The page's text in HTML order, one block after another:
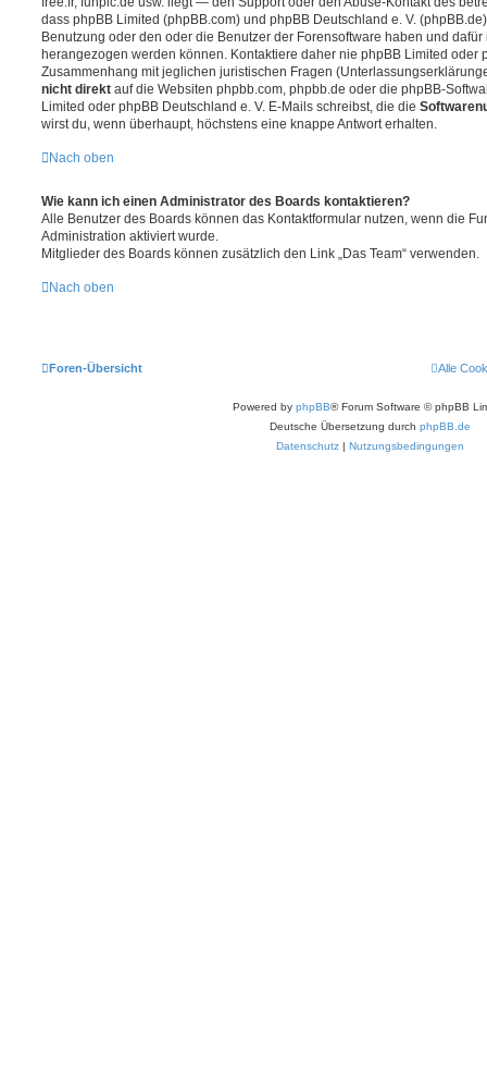
dass phpBB Limited (phpBB.com) und phpBB Deutschland e. V.
Benutzung oder den oder die Benutzer der Forensoftware haben und
herangezogen werden können. Kontaktiere daher nie phpBB Limited oder
Zusammenhang mit jeglichen juristischen Fragen
nicht direkt auf die Websiten phpbb.com, phpbb.de oder die phpBB-
Limited oder phpBB Deutschland e. V. E-Mails schreibst, die die
wirst du, wenn überhaupt, höchstens eine knappe Antwort erhalten.
Nach oben
Wie kann ich einen Administrator des Boards kontaktieren?
Alle Benutzer des Boards können das Kontaktformular nutzen, wenn die
Administration aktiviert wurde.
Mitglieder des Boards können zusätzlich den Link „Das Team“ verwenden.
Nach oben
Foren-Übersicht Alle
Powered by phpBB® Forum Software © phpBB
Deutsche Übersetzung durch phpBB.de
Datenschutz | Nutzungsbedingungen